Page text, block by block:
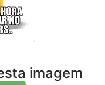
imagem